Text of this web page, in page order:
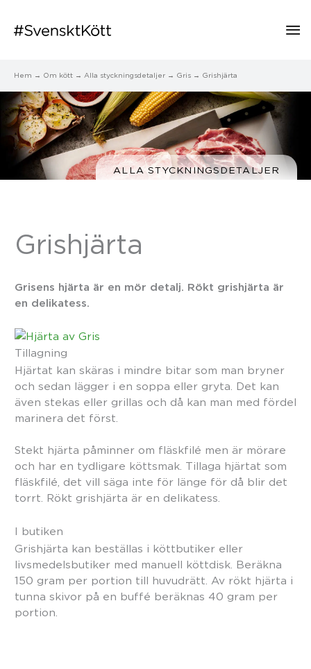
Hem Om kött Alla styckningsdetaljer Gris Grishjärta
ALLA STYCKNINGSDETALJER
Grishjärta
Grisens hjärta är en mör detalj. Rökt grishjärta är
en delikatess.
Tillagning
Hjärtat kan skäras i mindre bitar som man bryner
och sedan lägger i en soppa eller gryta. Det kan
även stekas eller grillas och då kan man med fördel
marinera det först.
Stekt hjärta påminner om fläskfilé men är mörare
och har en tydligare köttsmak. Tillaga hjärtat som
fläskfilé, det vill säga inte för länge för då blir det
torrt. Rökt grishjärta är en delikatess.
I butiken
Grishjärta kan beställas i köttbutiker eller
livsmedelsbutiker med manuell köttdisk. Beräkna
150 gram per portion till huvudrätt. Av rökt hjärta i
tunna skivor på en buffé beräknas 40 gram per
portion.